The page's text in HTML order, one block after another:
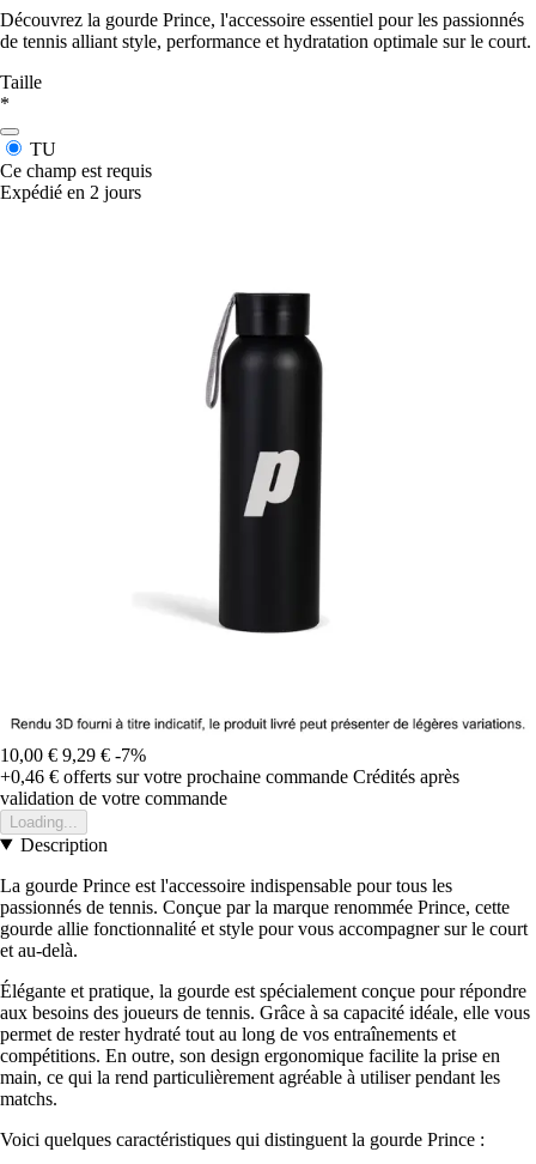
Découvrez la gourde Prince, l'accessoire essentiel pour les passionnés
de tennis alliant style, performance et hydratation optimale sur le court.
Taille
*
TU
Ce champ est requis
Expédié en 2 jours
10,00 € 9,29 € -7%
+0,46 € offerts sur votre prochaine commande Crédités après
validation de votre commande
Loading...
Description
La gourde Prince est l'accessoire indispensable pour tous les
passionnés de tennis. Conçue par la marque renommée Prince, cette
gourde allie fonctionnalité et style pour vous accompagner sur le court
et au-delà.
Élégante et pratique, la gourde est spécialement conçue pour répondre
aux besoins des joueurs de tennis. Grâce à sa capacité idéale, elle vous
permet de rester hydraté tout au long de vos entraînements et
compétitions. En outre, son design ergonomique facilite la prise en
main, ce qui la rend particulièrement agréable à utiliser pendant les
matchs.
Voici quelques caractéristiques qui distinguent la gourde Prince :